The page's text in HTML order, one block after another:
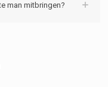
man mitbringen?